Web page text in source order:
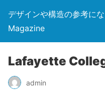
デザインや構造の参考に
Magazine
Lafayette
admin